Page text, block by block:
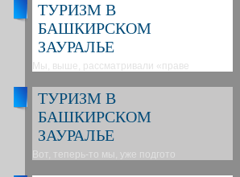
ТУРИЗМ В
БАШКИРСКОМ
ЗАУРАЛЬЕ
Мы, выше, рассматривали «праве
ТУРИЗМ В
БАШКИРСКОМ
ЗАУРАЛЬЕ
Вот, теперь-то мы, уже подгото